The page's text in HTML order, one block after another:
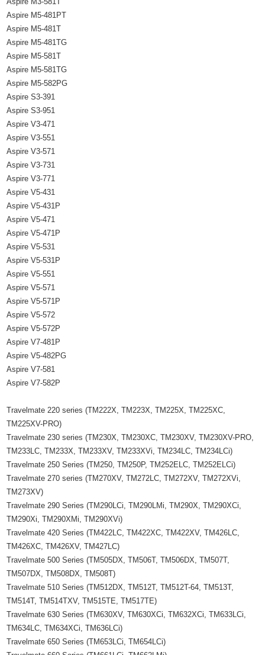
Aspire M5-481PT
Aspire M5-481T
Aspire M5-481TG
Aspire M5-581T
Aspire M5-581TG
Aspire M5-582PG
Aspire S3-391
Aspire S3-951
Aspire V3-471
Aspire V3-551
Aspire V3-571
Aspire V3-731
Aspire V3-771
Aspire V5-431
Aspire V5-431P
Aspire V5-471
Aspire V5-471P
Aspire V5-531
Aspire V5-531P
Aspire V5-551
Aspire V5-571
Aspire V5-571P
Aspire V5-572
Aspire V5-572P
Aspire V7-481P
Aspire V5-482PG
Aspire V7-581
Aspire V7-582P
Travelmate 220 series (TM222X, TM223X, TM225X, TM225XC,
TM225XV-PRO)
Travelmate 230 series (TM230X, TM230XC, TM230XV, TM230XV-PRO,
TM233LC, TM233X, TM233XV, TM233XVi, TM234LC, TM234LCi)
Travelmate 250 Series (TM250, TM250P, TM252ELC, TM252ELCi)
Travelmate 270 series (TM270XV, TM272LC, TM272XV, TM272XVi,
TM273XV)
Travelmate 290 Series (TM290LCi, TM290LMi, TM290X, TM290XCi,
TM290Xi, TM290XMi, TM290XVi)
Travelmate 420 Series (TM422LC, TM422XC, TM422XV, TM426LC,
TM426XC, TM426XV, TM427LC)
Travelmate 500 Series (TM505DX, TM506T, TM506DX, TM507T,
TM507DX, TM508DX, TM508T)
Travelmate 510 Series (TM512DX, TM512T, TM512T-64, TM513T,
TM514T, TM514TXV, TM515TE, TM517TE)
Travelmate 630 Series (TM630XV, TM630XCi, TM632XCi, TM633LCi,
TM634LC, TM634XCi, TM636LCi)
Travelmate 650 Series (TM653LCi, TM654LCi)